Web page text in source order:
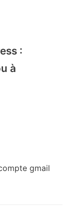
:
à
gmail